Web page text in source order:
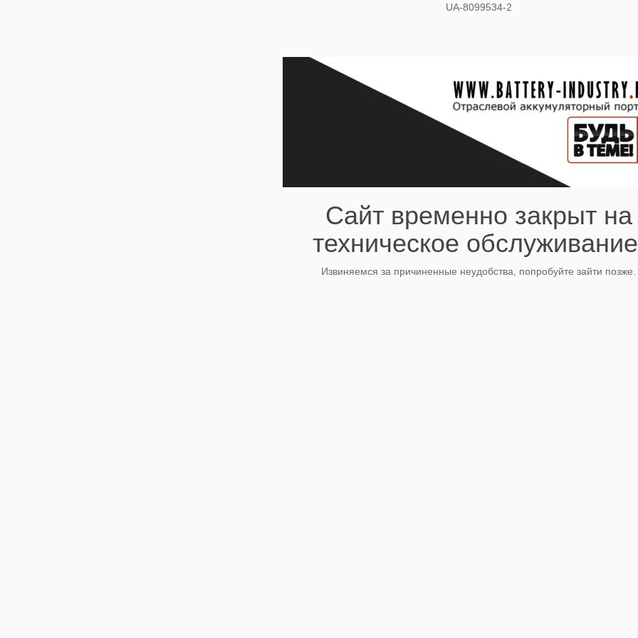
UA-8099534-2
Сайт временно закрыт на
техническое
Извиняемся за причиненные неудобства, попробуйте зайти позже.